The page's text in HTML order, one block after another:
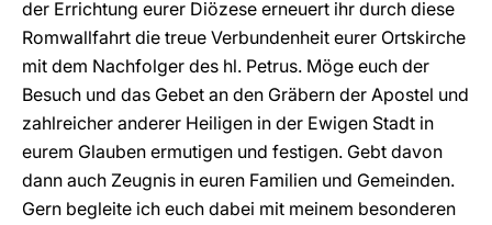
der Errichtung eurer Diözese erneuert ihr durch diese
Romwallfahrt die treue Verbundenheit eurer Ortskirche
mit dem Nachfolger des hl. Petrus. Möge euch der
Besuch und das Gebet an den Gräbern der Apostel und
zahlreicher anderer Heiligen in der Ewigen Stadt in
eurem Glauben ermutigen und festigen. Gebt davon
dann auch Zeugnis in euren Familien und Gemeinden.
Gern begleite ich euch dabei mit meinem besonderen